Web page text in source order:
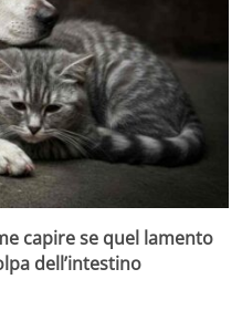
capire se quel lamento
dell’intestino